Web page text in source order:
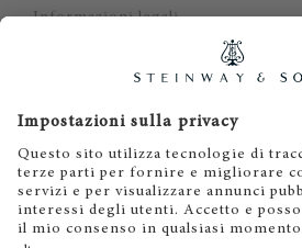
Informazioni legali
Dichiarazione di non responsabilità
Cookies
IT EN DE ES FR